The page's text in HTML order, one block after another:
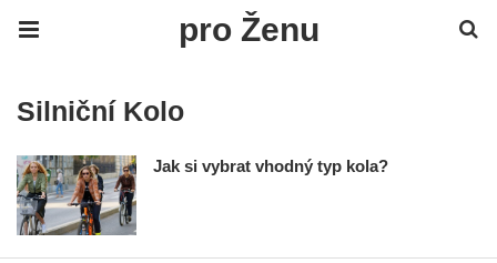
pro Ženu
Silniční Kolo
Jak si vybrat vhodný typ kola?